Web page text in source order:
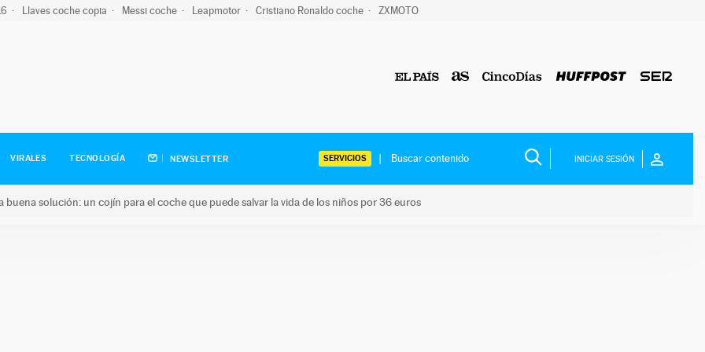
Llaves coche copia Messi coche Leapmotor Cristiano Ronaldo coche ZXMOTO
VIRALES TECNOLOGÍA NEWSLETTER SERVICIOS INICIAR SESIÓN
buena solución: un cojín para el coche que puede salvar la vida de los niños por 36 euros